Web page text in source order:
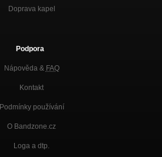
Doprava kapel
Podpora
Nápověda & FAQ
Kontakt
Podmínky používání
O Bandzone.cz
Loga a dtp.